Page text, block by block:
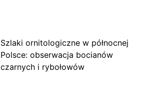
Szlaki ornitologiczne w północnej
Polsce: obserwacja bocianów
czarnych i rybołowów